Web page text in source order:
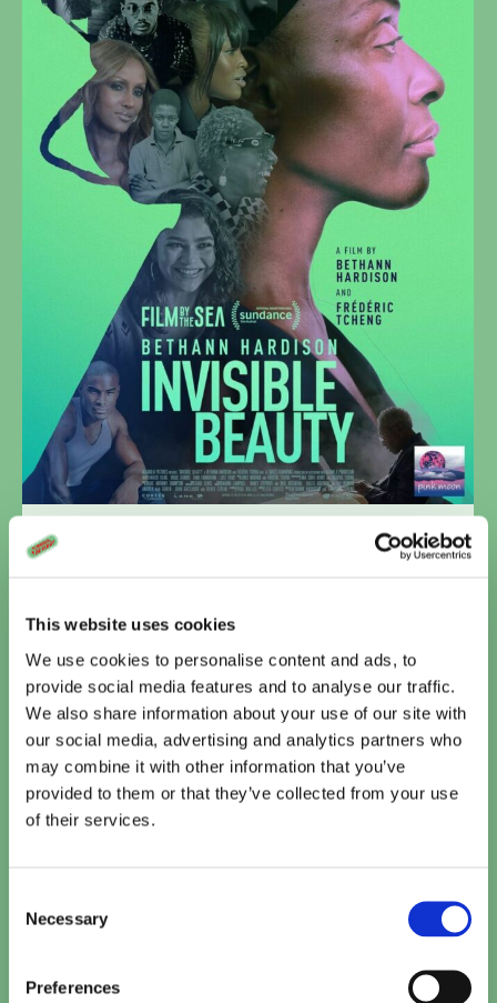
This website uses cookies
We use cookies to personalise content and ads, to
provide social media features and to analyse our traffic.
We also share information about your use of our site with
our social media, advertising and analytics partners who
may combine it with other information that you’ve
provided to them or that they’ve collected from your use
of their services.
Selection
Necessary
Preferences
Invisible Beauty
terug op haar reis als baanbrekend zwart
model, modellenagent en activiste, en belicht
een onbekend hoofdstuk in de strijd voor
raciale diversiteit.